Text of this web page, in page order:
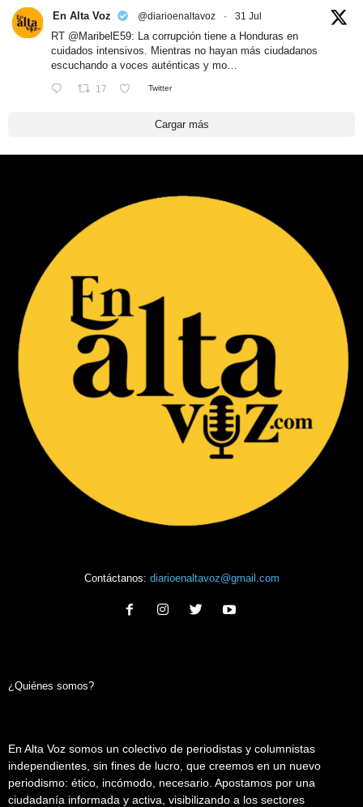
En Alta Voz @diarioenaltavoz · 31 Jul
RT @MaribelE59: La corrupción tiene a Honduras en
cuidados intensivos. Mientras no hayan más ciudadanos
escuchando a voces auténticas y mo…
17 Twitter
Cargar más
Contáctanos: diarioenaltavoz@gmail.com
¿Quiénes somos?
En Alta Voz somos un colectivo de periodistas y columnistas
independientes, sin fines de lucro, que creemos en un nuevo
periodismo: ético, incómodo, necesario. Apostamos por una
ciudadanía informada y activa, visibilizando a los sectores